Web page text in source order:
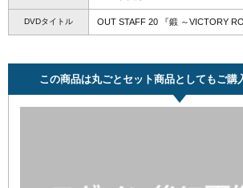
DVDタイトル OUT STAFF 20 『鍛 ～VICTORY
この商品は丸ごとセット商品としてもご購